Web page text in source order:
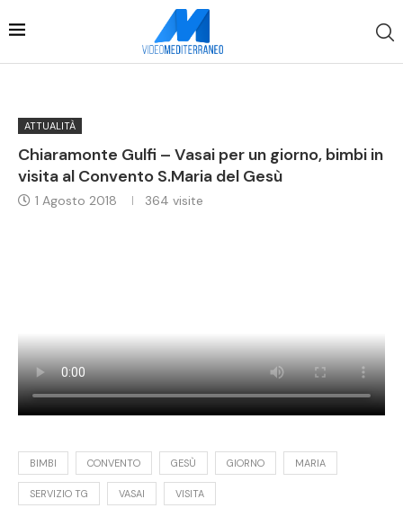
ATTUALITÀ
Chiaramonte Gulfi – Vasai per un giorno, bimbi in
visita al Convento S.Maria del Gesù
1 Agosto 2018 364 visite
BIMBI CONVENTO GESÙ GIORNO MARIA
SERVIZIO TG VASAI VISITA